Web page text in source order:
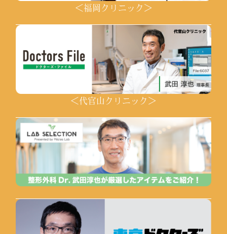
＜福岡クリニック＞
＜代官山クリニック＞